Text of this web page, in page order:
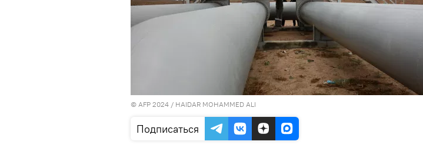
© AFP 2024 / HAIDAR MOHAMMED ALI
Подписаться